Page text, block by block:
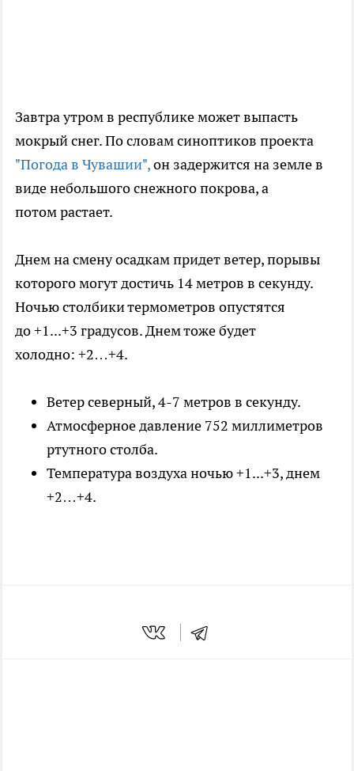
Завтра утром в республике может выпасть
мокрый снег. По словам синоптиков проекта
"Погода в Чувашии",он задержится на земле в
виде небольшого снежного покрова, а
потом растает.
Днем на смену осадкам придет ветер, порывы
которого могут достичь 14 метров в секунду.
Ночью столбики термометров опустятся
до +1...+3 градусов. Днем тоже будет
холодно: +2…+4.
Ветер северный, 4-7 метров в секунду.
Атмосферное давление 752 миллиметров
ртутного столба.
Температура воздуха ночью +1...+3, днем
+2…+4.